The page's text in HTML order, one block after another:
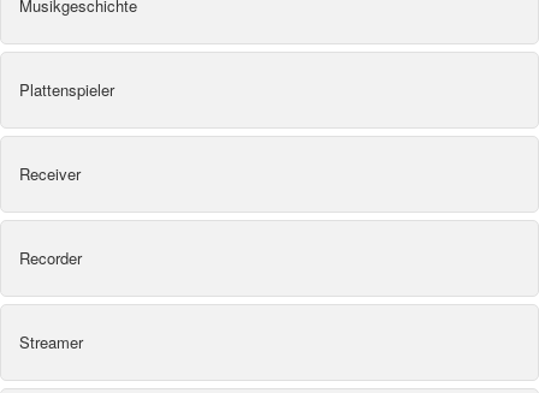
Musikgeschichte
Plattenspieler
Receiver
Recorder
Streamer